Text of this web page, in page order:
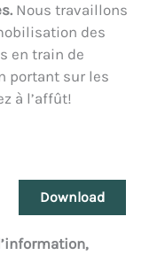
Nous travaillons
des
en train de
portant sur les
à l’affût!
Download